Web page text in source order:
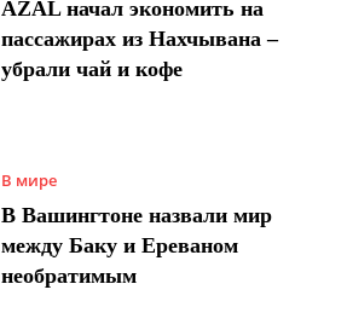
AZAL начал экономить на
пассажирах из Нахчывана –
убрали чай и кофе
В мире
В Вашингтоне назвали мир
между Баку и Ереваном
необратимым